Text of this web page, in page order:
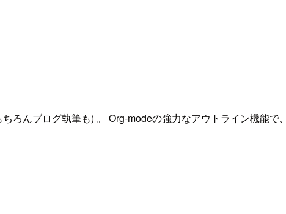
ろんブログ執筆も) 。 Org-modeの強力なアウトライン機能で